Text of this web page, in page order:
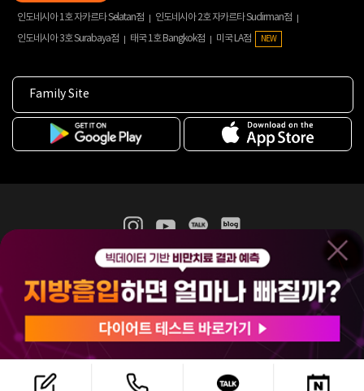
인도네시아 1호 자카르타 Selatan점
인도네시아 2호 자카르타 Sudirman점
인도네시아 3호 Surabaya점
태국 1호 Bangkok점 미국 LA점 NEW
Family Site
365mc 병·의원 이용약관
홈페이지 이용약관
비급여진료수가
(주)365mcㅣ서울특별시 서초구 서초대로52길 7, 3~4층(서초동, 제일빌딩)
120-87-04354ㅣ김남철
COPYRIGHT(C) 2025 365mc. ALL RIGHTS RESERVED.